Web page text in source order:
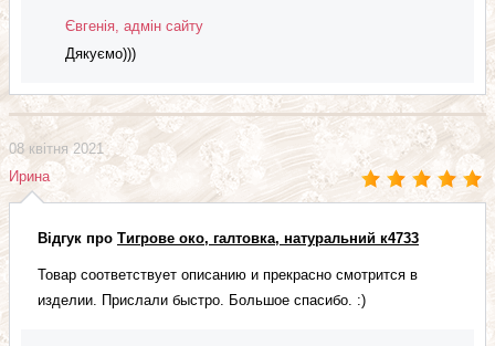
Євгенія, адмін сайту
Дякуємо)))
08 квітня 2021
Ирина
Відгук про Тигрове око, галтовка, натуральний к4733
Товар соответствует описанию и прекрасно смотрится в
изделии. Прислали быстро. Большое спасибо. :)